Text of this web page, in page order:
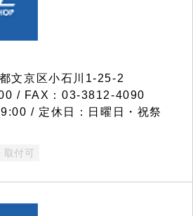
文京区小石川1-25-2
/ FAX：03-3812-4090
/ 定休日：日曜日・祝祭
取付可